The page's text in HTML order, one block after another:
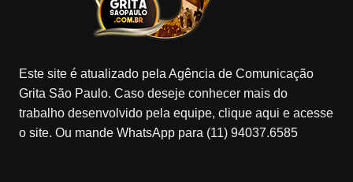
Este site é atualizado pela Agência de Comunicação
Grita São Paulo. Caso deseje conhecer mais do
trabalho desenvolvido pela equipe, clique aqui e acesse
o site. Ou mande WhatsApp para (11) 94037.6585